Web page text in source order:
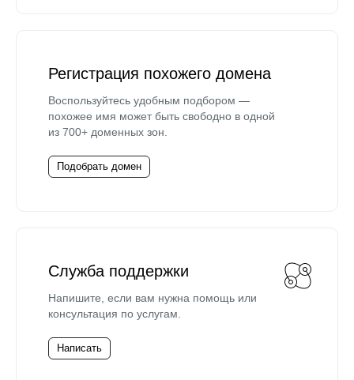
Регистрация похожего домена
Воспользуйтесь удобным подбором —
похожее имя может быть свободно в одной
из 700+ доменных зон.
Подобрать домен
Служба поддержки
Напишите, если вам нужна помощь или
консультация по услугам.
Написать